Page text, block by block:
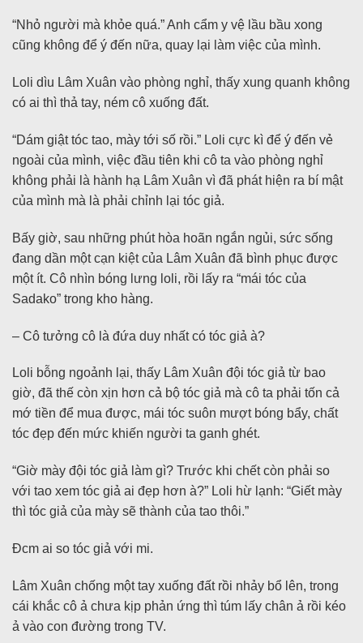
“Nhỏ người mà khỏe quá.” Anh cẩm y vệ lầu bầu xong
cũng không để ý đến nữa, quay lại làm việc của mình.
Loli dìu Lâm Xuân vào phòng nghỉ, thấy xung quanh không
có ai thì thả tay, ném cô xuống đất.
“Dám giật tóc tao, mày tới số rồi.” Loli cực kì để ý đến vẻ
ngoài của mình, việc đầu tiên khi cô ta vào phòng nghỉ
không phải là hành hạ Lâm Xuân vì đã phát hiện ra bí mật
của mình mà là phải chỉnh lại tóc giả.
Bấy giờ, sau những phút hòa hoãn ngắn ngủi, sức sống
đang dần một cạn kiệt của Lâm Xuân đã bình phục được
một ít. Cô nhìn bóng lưng loli, rồi lấy ra “mái tóc của
Sadako” trong kho hàng.
– Cô tưởng cô là đứa duy nhất có tóc giả à?
Loli bỗng ngoảnh lại, thấy Lâm Xuân đội tóc giả từ bao
giờ, đã thế còn xịn hơn cả bộ tóc giả mà cô ta phải tốn cả
mớ tiền để mua được, mái tóc suôn mượt bóng bẩy, chất
tóc đẹp đến mức khiến người ta ganh ghét.
“Giờ mày đội tóc giả làm gì? Trước khi chết còn phải so
với tao xem tóc giả ai đẹp hơn à?” Loli hừ lạnh: “Giết mày
thì tóc giả của mày sẽ thành của tao thôi.”
Đcm ai so tóc giả với mi.
Lâm Xuân chống một tay xuống đất rồi nhảy bổ lên, trong
cái khắc cô ả chưa kịp phản ứng thì túm lấy chân ả rồi kéo
ả vào con đường trong TV.